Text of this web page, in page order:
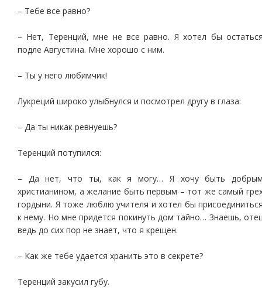
– Тебе все равно?
– Нет, Теренций, мне не все равно. Я хотел бы
подле Августина. Мне хорошо с ним.
– Ты у него любимчик!
Лукреций широко улыбнулся и посмотрел другу в глаза:
– Да ты никак ревнуешь?
Теренций потупился:
– Да нет, что ты, как я могу… Я хочу быть
христианином, а желание быть первым – тот же самый
гордыни. Я тоже люблю учителя и хотел бы
к нему. Но мне придется покинуть дом тайно… Знаешь,
ведь до сих пор не знает, что я крещен.
– Как же тебе удается хранить это в секрете?
Теренций закусил губу.